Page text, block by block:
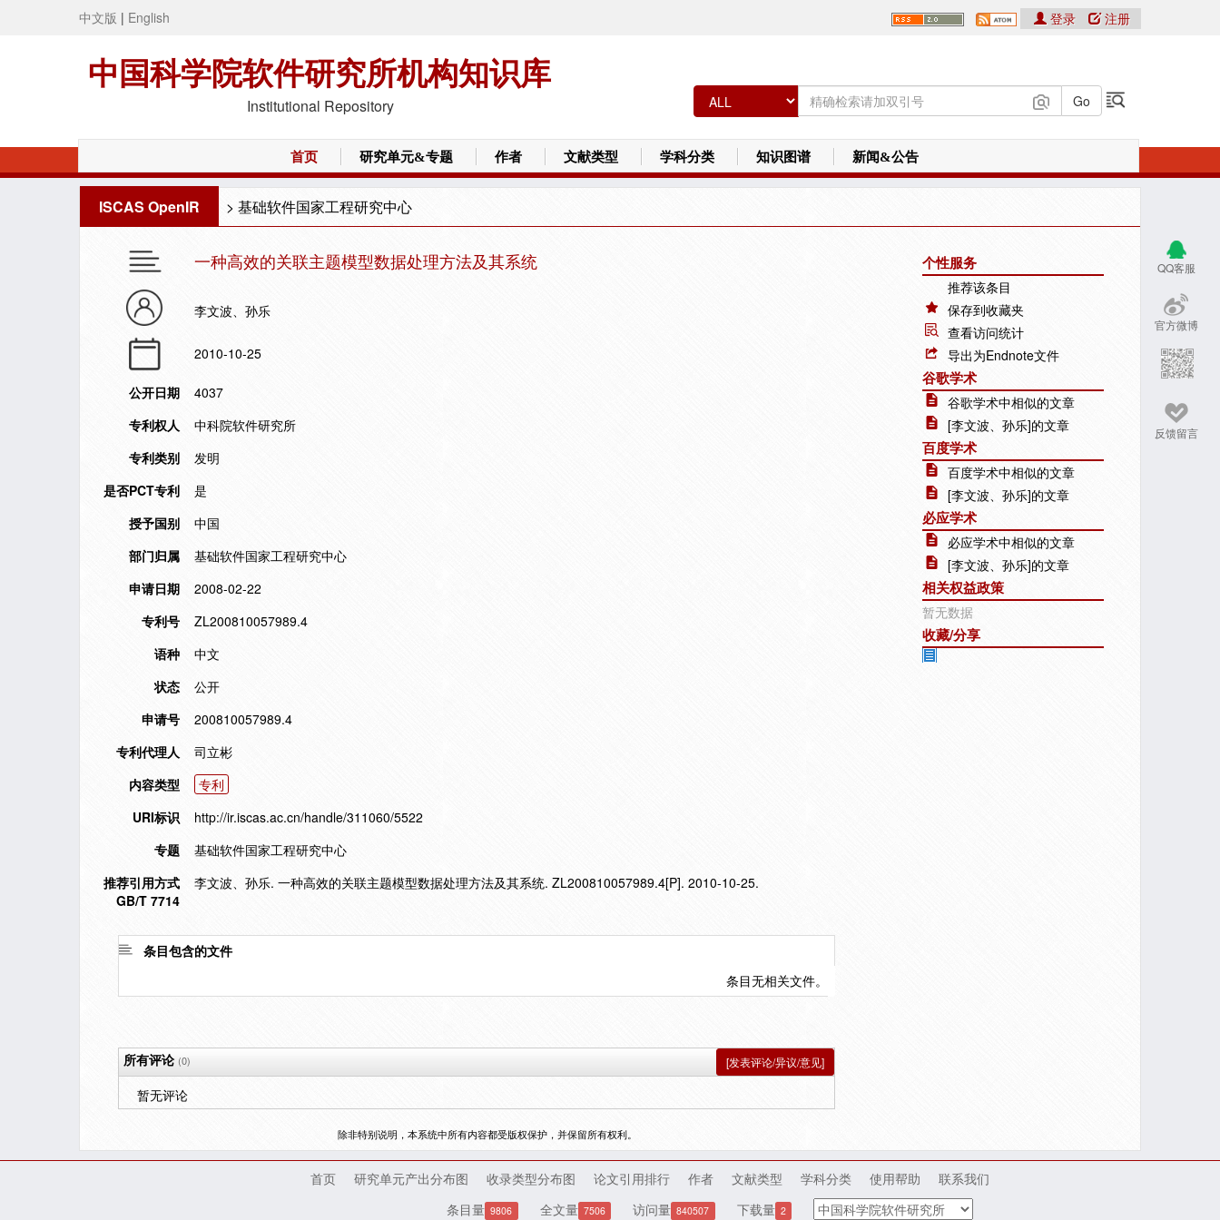
中文版 | English
中国科学院软件研究所机构知识库
Institutional Repository
登录 注册
首页 研究单元&专题 作者 文献类型 学科分类 知识图谱 新闻&公告
ISCAS OpenIR > 基础软件国家工程研究中心
QQ客服
官方微博
反馈留言
一种高效的关联主题模型数据处理方法及其系统
李文波、孙乐
2010-10-25
公开日期
4037
专利权人
中科院软件研究所
专利类别
发明
是否PCT专利
是
授予国别
中国
部门归属
基础软件国家工程研究中心
申请日期
2008-02-22
专利号
ZL200810057989.4
语种
中文
状态
公开
申请号
200810057989.4
专利代理人
司立彬
内容类型
专利
URI标识
http://ir.iscas.ac.cn/handle/311060/5522
专题
基础软件国家工程研究中心
推荐引用方式
GB/T 7714
李文波、孙乐. 一种高效的关联主题模型数据处理方法及其系统. ZL200810057989.4[P]. 2010-10-25.
条目包含的文件
条目无相关文件。
个性服务
推荐该条目
保存到收藏夹
查看访问统计
导出为Endnote文件
谷歌学术
谷歌学术中相似的文章
[李文波、孙乐]的文章
百度学术
百度学术中相似的文章
[李文波、孙乐]的文章
必应学术
必应学术中相似的文章
[李文波、孙乐]的文章
相关权益政策
暂无数据
收藏/分享
所有评论(0) [发表评论/异议/意见]
暂无评论
除非特别说明，本系统中所有内容都受版权保护，并保留所有权利。
首页 研究单元产出分布图 收录类型分布图 论文引用排行 作者 文献类型 学科分类 使用帮助
联系我们
条目量 9806 全文量 7506 访问量 840507 下载量 2